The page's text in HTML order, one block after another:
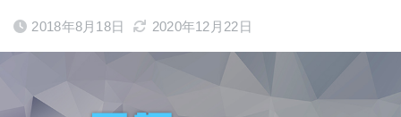
2018年8月18日 2020年12月22日